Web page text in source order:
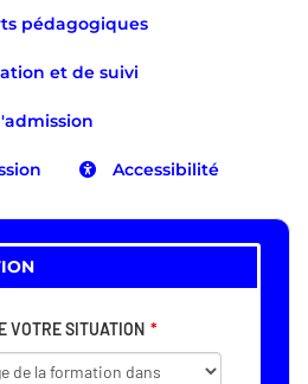
pédagogiques
et de suivi
Accessibilité
VOTRE SITUATION